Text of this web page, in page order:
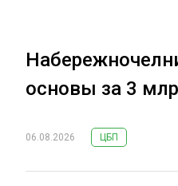
основы за 3
06.08.2026 ЦБП